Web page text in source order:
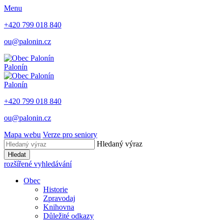
Menu
+420 799 018 840
ou@palonin.cz
Palonín
Palonín
+420 799 018 840
ou@palonin.cz
Mapa webu Verze pro seniory
Hledaný výraz
Hledat
rozšířené vyhledávání
Obec
Historie
Zpravodaj
Knihovna
Důležité odkazy